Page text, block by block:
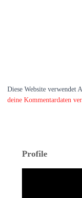
Diese Website verwendet
deine Kommentardaten
Profile